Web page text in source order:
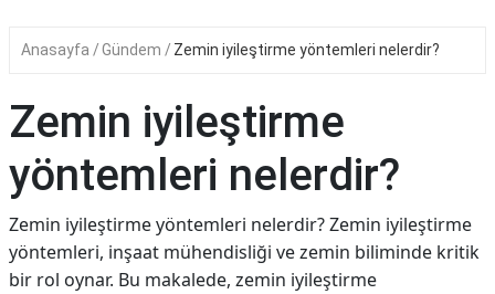
Anasayfa Gündem Zemin iyileştirme yöntemleri nelerdir?
Zemin iyileştirme
yöntemleri nelerdir?
Zemin iyileştirme yöntemleri nelerdir? Zemin iyileştirme
yöntemleri, inşaat mühendisliği ve zemin biliminde kritik
bir rol oynar. Bu makalede, zemin iyileştirme